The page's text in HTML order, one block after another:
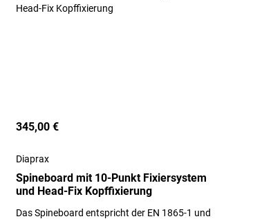
345,00 €
Diaprax
Spineboard mit 10-Punkt Fixiersystem
und Head-Fix Kopffixierung
Das Spineboard entspricht der EN 1865-1 und